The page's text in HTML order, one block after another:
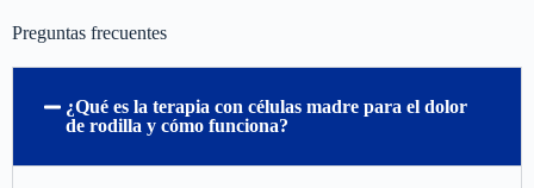
Preguntas frecuentes
¿Qué es la terapia con células madre para el dolor
de rodilla y cómo funciona?